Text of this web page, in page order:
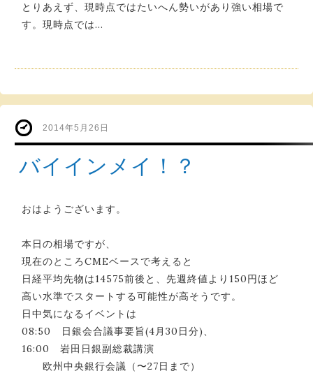
とりあえず、現時点ではたいへん勢いがあり強い相場で
す。現時点では…
2014年5月26日
バイインメイ！？
おはようございます。
本日の相場ですが、
現在のところCMEベースで考えると
日経平均先物は14575前後と、先週終値より150円ほど
高い水準でスタートする可能性が高そうです。
日中気になるイベントは
08:50 日銀会合議事要旨(4月30日分)、
16:00 岩田日銀副総裁講演
欧州中央銀行会議（〜27日まで）